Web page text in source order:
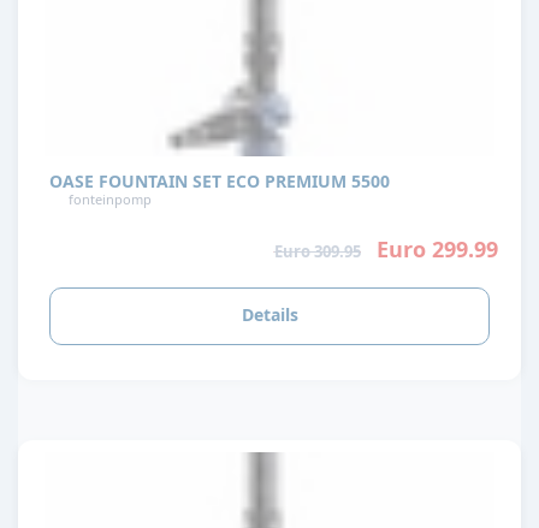
OASE FOUNTAIN SET ECO PREMIUM 5500
fonteinpomp
Euro 309.95 Euro 299.99
Details